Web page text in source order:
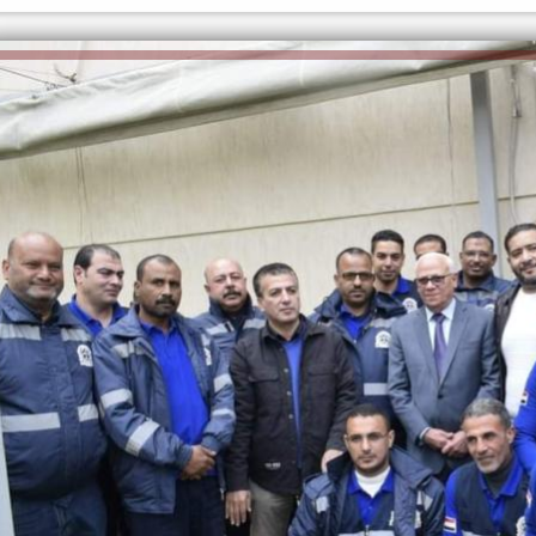
إلهام شرشر تكتب: دي مبقتش كورة..
دي سياسة
الكاتبة إلهام شرشر تهنئ الرئيس
السيسي بعيد ميلاده وتُشيد بجهوده
في بناء الدولة